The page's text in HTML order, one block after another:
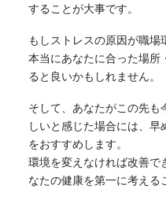
することが大事です。
もしストレスの原因が職場
本当にあなたに合った場所
ると良いかもしれません。
そして、あなたがこの先も
しいと感じた場合には、早
をおすすめします。
環境を変えなければ改善で
なたの健康を第一に考える